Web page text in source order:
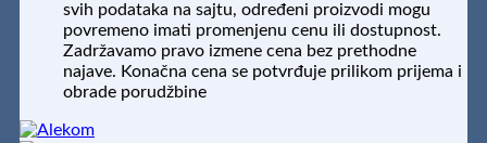
svih podataka na sajtu, određeni proizvodi mogu
povremeno imati promenjenu cenu ili dostupnost.
Zadržavamo pravo izmene cena bez prethodne
najave. Konačna cena se potvrđuje prilikom prijema i
obrade porudžbine